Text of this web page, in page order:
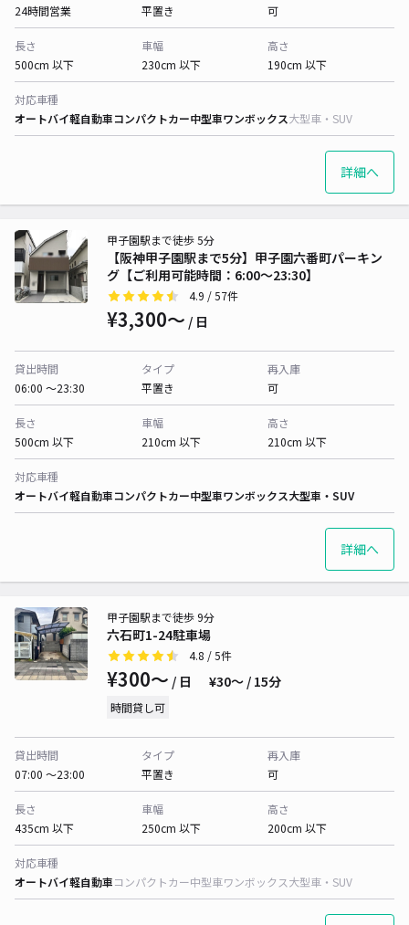
24時間営業
平置き
可
長さ
500cm 以下
車幅
230cm 以下
高さ
190cm 以下
対応車種
オートバイ軽自動車コンパクトカー中型車ワンボックス大型車・SUV
詳細へ
【阪神甲子園駅まで5分】甲子園六番町パーキン
グ【ご利用可能時間：6:00～23:30】
甲子園駅まで徒歩 5分
4.9 / 57件
¥3,300〜 / 日
貸出時間
06:00 〜23:30
タイプ
平置き
再入庫
可
長さ
500cm 以下
車幅
210cm 以下
高さ
210cm 以下
対応車種
オートバイ軽自動車コンパクトカー中型車ワンボックス大型車・SUV
詳細へ
六石町1-24駐車場
甲子園駅まで徒歩 9分
4.8 / 5件
¥300〜 / 日 ¥30〜 / 15分
時間貸し可
貸出時間
07:00 〜23:00
タイプ
平置き
再入庫
可
長さ
435cm 以下
車幅
250cm 以下
高さ
200cm 以下
対応車種
オートバイ軽自動車コンパクトカー中型車ワンボックス大型車・SUV